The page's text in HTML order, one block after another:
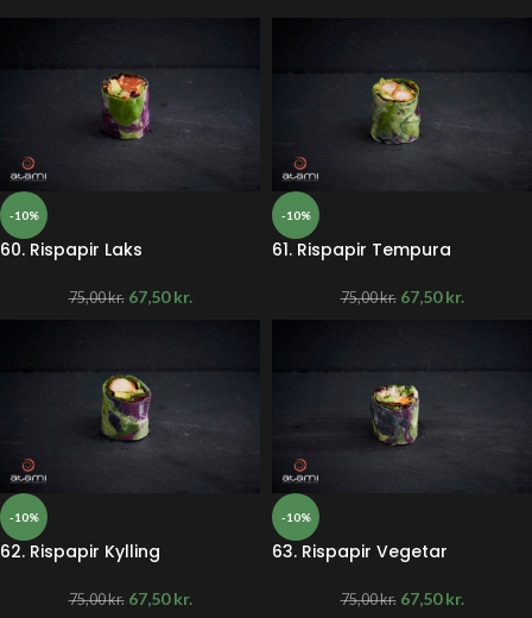
-10%
60. Rispapir Laks
75,00kr. 67,50kr.
-10%
61. Rispapir Tempura
75,00kr. 67,50kr.
-10%
62. Rispapir Kylling
75,00kr. 67,50kr.
-10%
63. Rispapir Vegetar
75,00kr. 67,50kr.